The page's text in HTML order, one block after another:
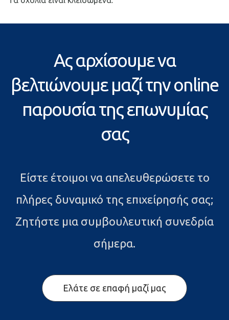
Ας αρχίσουμε να
βελτιώνουμε μαζί την online
παρουσία της επωνυμίας
σας
Είστε έτοιμοι να απελευθερώσετε το
πλήρες δυναμικό της επιχείρησής σας;
Ζητήστε μια συμβουλευτική συνεδρία
σήμερα.
Ελάτε σε επαφή μαζί μας